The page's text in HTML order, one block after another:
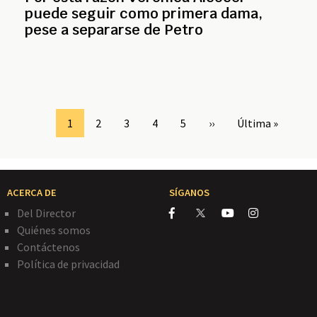
puede seguir como primera dama,
pese a separarse de Petro
Page
1 Page
2 Page
3 Page
4 Page
5
Siguiente
››
Última
Última »
ACERCA DE
Del Director
Quiénes somos
Contáctenos
Política de privacidad
SÍGANOS